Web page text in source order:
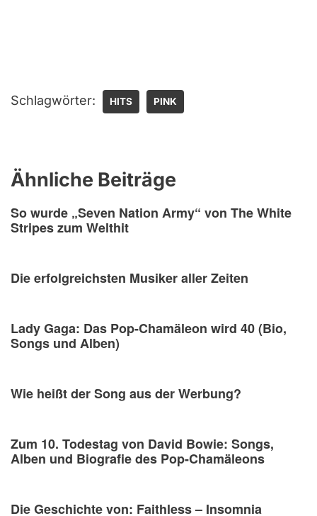
Schlagwörter: HITS PINK
Ähnliche Beiträge
So wurde „Seven Nation Army“ von The White
Stripes zum Welthit
Die erfolgreichsten Musiker aller Zeiten
Lady Gaga: Das Pop-Chamäleon wird 40 (Bio,
Songs und Alben)
Wie heißt der Song aus der Werbung?
Zum 10. Todestag von David Bowie: Songs,
Alben und Biografie des Pop-Chamäleons
Die Geschichte von: Faithless – Insomnia